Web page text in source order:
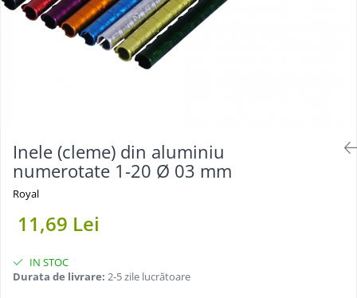
Inele (cleme) din aluminiu
numerotate 1-20 Ø 03 mm
Royal
11,69 Lei
IN STOC
Durata de livrare: 2-5 zile lucrătoare